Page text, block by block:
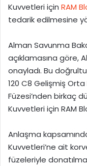
Kuvvetleri için RAM
tedarik edilmesine
Alman Savunma
açıklamasına göre,
onayladı. Bu
120 C8 Gelişmiş
Füzesi’nden birkaç
Kuvvetleri için RAM
Anlaşma
Kuvvetleri’ne ait
füzeleriyle